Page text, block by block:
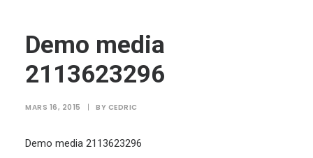
NOUS CONTACTER
Demo media
2113623296
MARS 16, 2015 | BY CEDRIC
Demo media 2113623296